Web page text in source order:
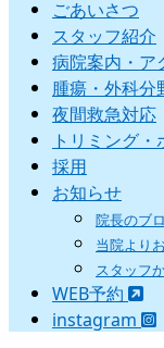
ごあいさつ
スタッフ紹介
病院案内・ア
腫瘍・外科分
夜間救急対応
トリミング・
採用
お知らせ
院長のブ
当院より
スタッフ
WEB予約
instagram